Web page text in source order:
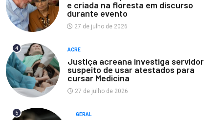
e criada na floresta em discurso
durante evento
27 de julho de 2026
4 ACRE
Justiça acreana investiga servidor
suspeito de usar atestados para
cursar Medicina
27 de julho de 2026
5 GERAL